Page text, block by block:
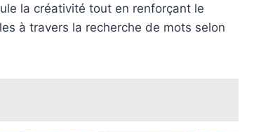
la créativité tout en renforçant le
à travers la recherche de mots selon